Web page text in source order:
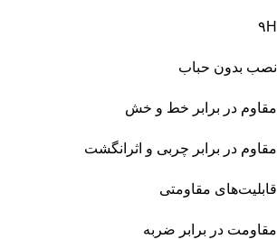
۹H
نصب بدون حباب
مقاوم در برابر خط و خش
مقاوم در برابر چربی و اثرانگشت
قابلیت‌های مقاومتی
مقاومت در برابر ضربه